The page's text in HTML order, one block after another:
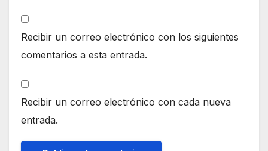
Recibir un correo electrónico con los siguientes
comentarios a esta entrada.
Recibir un correo electrónico con cada nueva
entrada.